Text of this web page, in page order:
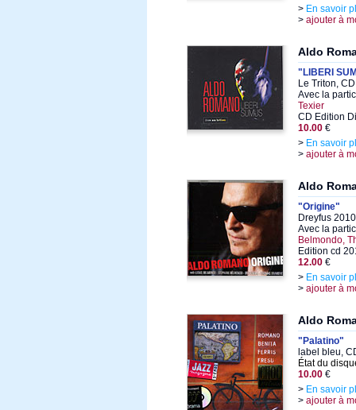
> En savoir
> ajouter à
Aldo
"LIBERI
Le Triton,
Avec la
Texier
CD Edition
10.00 €
> En savoir
> ajouter à
Aldo
"Origine"
Dreyfus
Avec la
Belmondo,
Edition cd
12.00 €
> En savoir
> ajouter à
Aldo
"Palatino"
label bleu,
État du
10.00 €
> En savoir
> ajouter à